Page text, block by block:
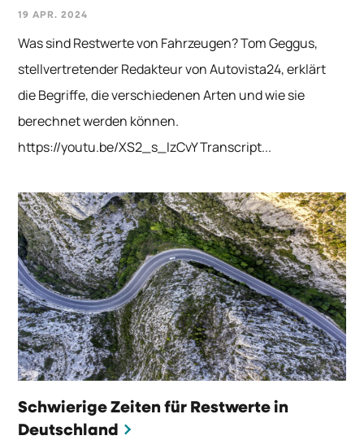
19 APR. 2024
Was sind Restwerte von Fahrzeugen? Tom Geggus,
stellvertretender Redakteur von Autovista24, erklärt
die Begriffe, die verschiedenen Arten und wie sie
berechnet werden können.
https://youtu.be/XS2_s_IzCvY Transcript...
Schwierige Zeiten für Restwerte in
Deutschland